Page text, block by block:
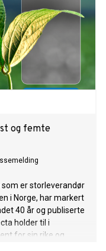
og femte
som er storleverandør
i Norge, har markert
40 år og publiserte
holder til i
for sin rike og